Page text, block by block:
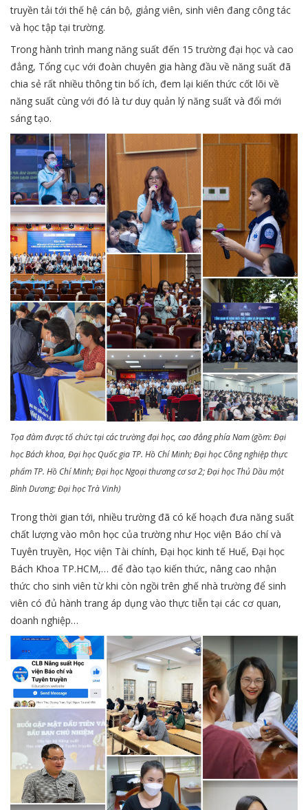
truyền tải tới thế hệ cán bộ, giảng viên, sinh viên đang công tác
và học tập tại trường.
Trong hành trình mang năng suất đến 15 trường đại học và cao
đẳng, Tổng cục với đoàn chuyên gia hàng đầu về năng suất đã
chia sẻ rất nhiều thông tin bổ ích, đem lại kiến thức cốt lõi về
năng suất cùng với đó là tư duy quản lý năng suất và đổi mới
sáng tạo.
Tọa đàm được tổ chức tại các trường đại học, cao đẳng phía Nam (gồm: Đại
học Bách khoa, Đại học Quốc gia TP. Hồ Chí Minh; Đại học Công nghiệp thực
phẩm TP. Hồ Chí Minh; Đại học Ngoại thương cơ sơ 2; Đại học Thủ Dầu một
Bình Dương; Đại học Trà Vinh)
Trong thời gian tới, nhiều trường đã có kế hoạch đưa năng suất
chất lượng vào môn học của trường như Học viện Báo chí và
Tuyên truyền, Học viện Tài chính, Đại học kinh tế Huế, Đại học
Bách Khoa TP.HCM,… để đào tạo kiến thức, nâng cao nhận
thức cho sinh viên từ khi còn ngồi trên ghế nhà trường để sinh
viên có đủ hành trang áp dụng vào thực tiễn tại các cơ quan,
doanh nghiệp…